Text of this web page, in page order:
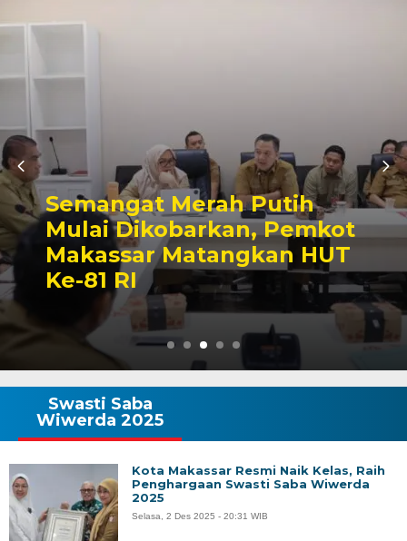
Semangat Merah Putih
Mulai Dikobarkan, Pemkot
Makassar Matangkan HUT
Ke-81 RI
Swasti Saba
Wiwerda 2025
Kota Makassar Resmi Naik Kelas, Raih
Penghargaan Swasti Saba Wiwerda
2025
Selasa, 2 Des 2025 - 20:31 WIB